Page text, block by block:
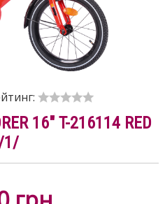
16" T-216114 RED